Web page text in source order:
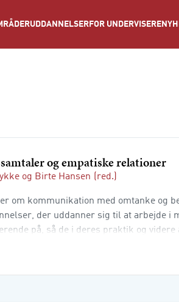
UDDANNELSER FOR UNDERVISERE
og empatiske relationer
og Birte Hansen (red.)
om kommunikation med omtanke og
der uddanner sig til at arbejde i
på, så de i deres praktik og